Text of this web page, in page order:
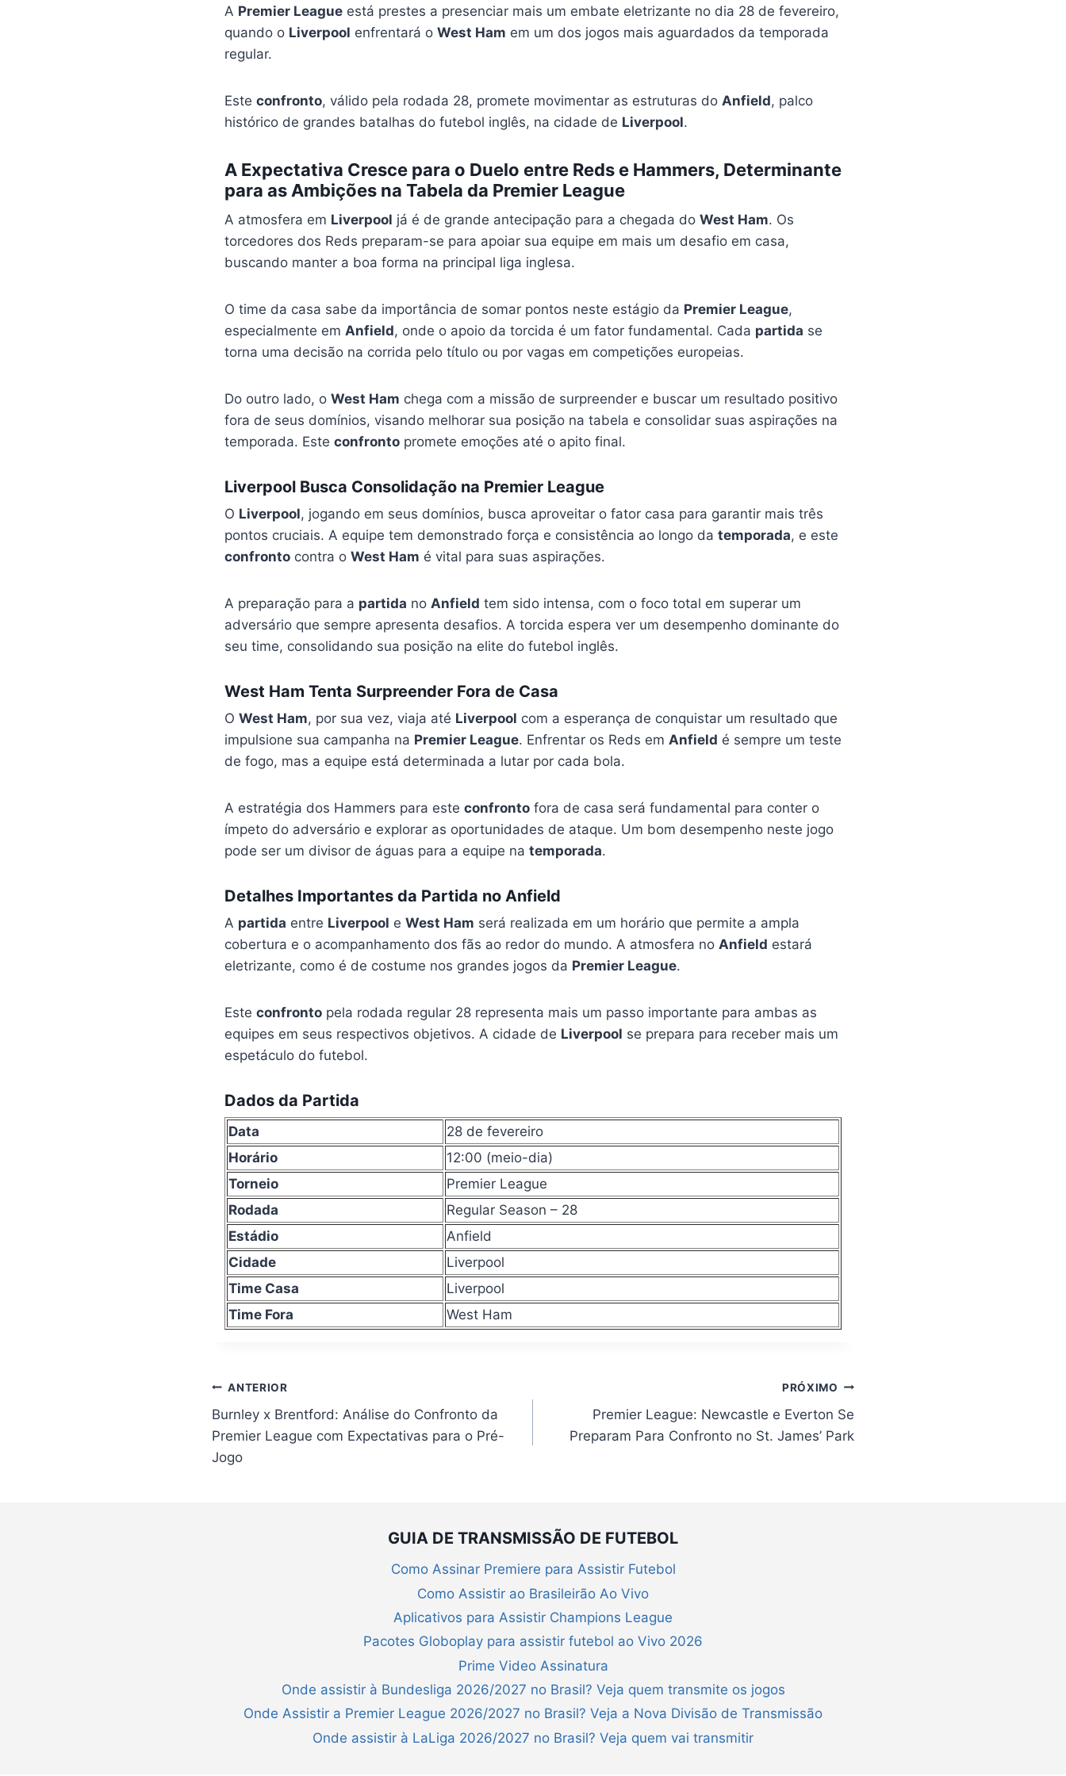
A Premier Leagueestá prestes a presenciar mais um embate eletrizante no dia 28 de fevereiro,
quando o Liverpool enfrentará o West Ham em um dos jogos mais aguardados da temporada
regular.
Este confronto, válido pela rodada 28, promete movimentar as estruturas do Anfield, palco
histórico de grandes batalhas do futebol inglês, na cidade de Liverpool.
A Expectativa Cresce para o Duelo entre Reds e Hammers, Determinante
para as Ambições na Tabela da Premier League
A atmosfera em Liverpool já é de grande antecipação para a chegada do West Ham. Os
torcedores dos Reds preparam-se para apoiar sua equipe em mais um desafio em casa,
buscando manter a boa forma na principal liga inglesa.
O time da casa sabe da importância de somar pontos neste estágio da Premier League,
especialmente em Anfield, onde o apoio da torcida é um fator fundamental. Cada partida se
torna uma decisão na corrida pelo título ou por vagas em competições europeias.
Do outro lado, o West Ham chega com a missão de surpreender e buscar um resultado positivo
fora de seus domínios, visando melhorar sua posição na tabela e consolidar suas aspirações na
temporada. Este confrontopromete emoções até o apito final.
Liverpool Busca Consolidação na Premier League
O Liverpool, jogando em seus domínios, busca aproveitar o fator casa para garantir mais três
pontos cruciais. A equipe tem demonstrado força e consistência ao longo da temporada, e este
confrontocontra o West Ham é vital para suas aspirações.
A preparação para a partida no Anfield tem sido intensa, com o foco total em superar um
adversário que sempre apresenta desafios. A torcida espera ver um desempenho dominante do
seu time, consolidando sua posição na elite do futebol inglês.
West Ham Tenta Surpreender Fora de Casa
O West Ham, por sua vez, viaja até Liverpool com a esperança de conquistar um resultado que
impulsione sua campanha na Premier League. Enfrentar os Reds em Anfield é sempre um teste
de fogo, mas a equipe está determinada a lutar por cada bola.
A estratégia dos Hammers para este confrontofora de casa será fundamental para conter o
ímpeto do adversário e explorar as oportunidades de ataque. Um bom desempenho neste jogo
pode ser um divisor de águas para a equipe na temporada.
Detalhes Importantes da Partida no Anfield
A partida entre Liverpool e West Ham será realizada em um horário que permite a ampla
cobertura e o acompanhamento dos fãs ao redor do mundo. A atmosfera no Anfield estará
eletrizante, como é de costume nos grandes jogos da Premier League.
Este confrontopela rodada regular 28 representa mais um passo importante para ambas as
equipes em seus respectivos objetivos. A cidade de Liverpool se prepara para receber mais um
espetáculo do futebol.
Dados da Partida
Data
28 de fevereiro
Horário
12:00 (meio-dia)
Torneio
Premier League
Rodada
Regular Season – 28
Estádio
Anfield
Cidade
Liverpool
Time Casa
Liverpool
Time Fora
West Ham
Navegação
de
Post
ANTERIOR
Burnley x Brentford: Análise do Confronto da
Premier League com Expectativas para o Pré-
Jogo
PRÓXIMO
Premier League: Newcastle e Everton Se
Preparam Para Confronto no St. James’ Park
GUIA DE TRANSMISSÃO DE FUTEBOL
Como Assinar Premiere para Assistir Futebol
Como Assistir ao Brasileirão Ao Vivo
Aplicativos para Assistir Champions League
Pacotes Globoplay para assistir futebol ao Vivo 2026
Prime Video Assinatura
Onde assistir à Bundesliga 2026/2027 no Brasil? Veja quem transmite os jogos
Onde Assistir a Premier League 2026/2027 no Brasil? Veja a Nova Divisão de Transmissão
Onde assistir à LaLiga 2026/2027 no Brasil? Veja quem vai transmitir